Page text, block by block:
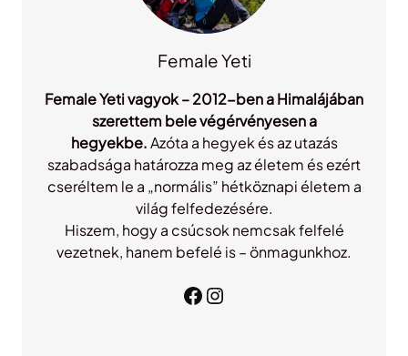
Female Yeti
Female Yeti vagyok – 2012-ben a Himalájában
szerettem bele végérvényesen a
hegyekbe.Azóta a hegyek és az utazás
szabadsága határozza meg az életem és ezért
cseréltem le a „normális” hétköznapi életem a
világ felfedezésére.
Hiszem, hogy a csúcsok nemcsak felfelé
vezetnek, hanem befelé is – önmagunkhoz.
Facebook Instagram